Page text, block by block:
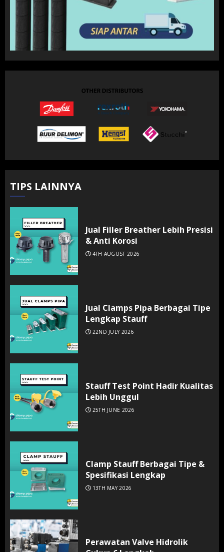
TIPS LAINNYA
Jual Filler Breather Lebih Presisi
& Anti Korosi
4TH AUGUST 2026
Jual Clamps Pipa Berbagai Tipe
Lengkap Stauff
22ND JULY 2026
Stauff Test Point Hadir Kualitas
Lebih Unggul
25TH JUNE 2026
Clamp Stauff Berbagai Tipe &
Spesifikasi Lengkap
13TH MAY 2026
Perawatan Valve Hidrolik